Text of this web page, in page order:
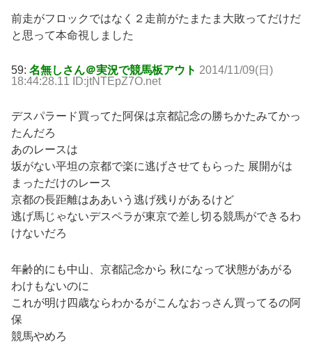
前走がフロックではなく２走前がたまたま大敗ってだけだ
と思って本命視しました
59: 名無しさん＠実況で競馬板アウト 2014/11/09(日)
18:44:28.11 ID:jtNTEpZ7O.net
デスパラード買ってた阿保は京都記念の勝ちかたみてかっ
たんだろ
あのレースは
坂がない平坦の京都で楽に逃げさせてもらった 展開がは
まっただけのレース
京都の長距離はああいう逃げ残りがあるけど
逃げ馬じゃないデスペラが東京で差し切る競馬ができるわ
けないだろ
年齢的にも中山、京都記念から 秋になって状態があがる
わけもないのに
これが明け四歳ならわかるがこんなおっさん買ってるの阿
保
競馬やめろ